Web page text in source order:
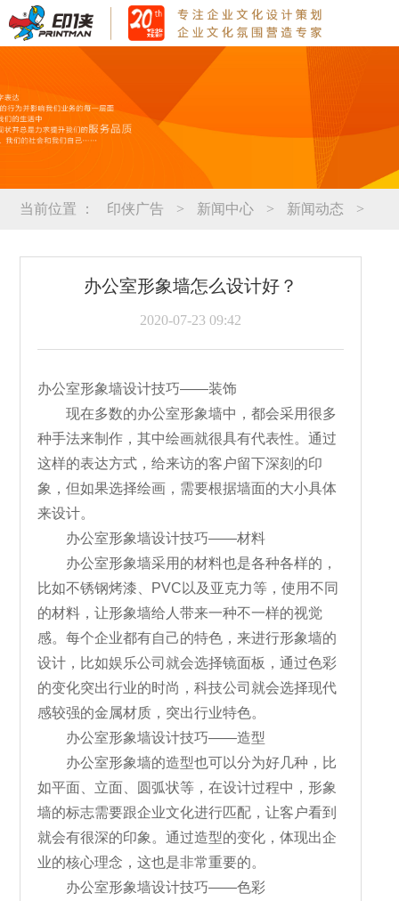
当前位置 ： 印侠广告 > 新闻中心 > 新闻动态 >
办公室形象墙怎么设计好？
2020-07-23 09:42
办公室形象墙设计技巧——装饰
现在多数的办公室形象墙中，都会采用很多
种手法来制作，其中绘画就很具有代表性。通过
这样的表达方式，给来访的客户留下深刻的印
象，但如果选择绘画，需要根据墙面的大小具体
来设计。
办公室形象墙设计技巧——材料
办公室形象墙采用的材料也是各种各样的，
比如不锈钢烤漆、PVC以及亚克力等，使用不同
的材料，让形象墙给人带来一种不一样的视觉
感。每个企业都有自己的特色，来进行形象墙的
设计，比如娱乐公司就会选择镜面板，通过色彩
的变化突出行业的时尚，科技公司就会选择现代
感较强的金属材质，突出行业特色。
办公室形象墙设计技巧——造型
办公室形象墙的造型也可以分为好几种，比
如平面、立面、圆弧状等，在设计过程中，形象
墙的标志需要跟企业文化进行匹配，让客户看到
就会有很深的印象。通过造型的变化，体现出企
业的核心理念，这也是非常重要的。
办公室形象墙设计技巧——色彩